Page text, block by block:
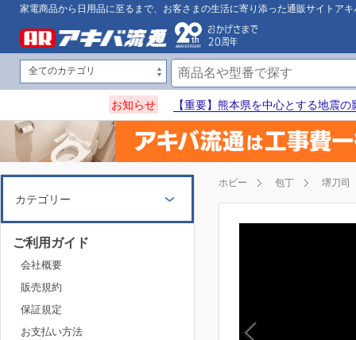
家電商品から日用品に至るまで、お客さまの生活に寄り添った通販サイトアキ
お知らせ 【重要】熊本県を中心とする地震
ホビー 包丁 堺刀司
カテゴリー
ご利用ガイド
会社概要
販売規約
保証規定
お支払い方法